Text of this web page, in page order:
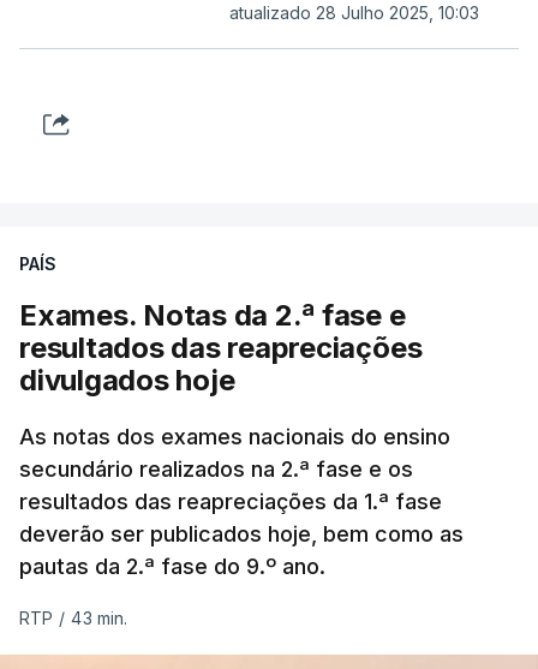
atualizado 28 Julho 2025, 10:03
PAÍS
Exames. Notas da 2.ª fase e
resultados das reapreciações
divulgados hoje
As notas dos exames nacionais do ensino
secundário realizados na 2.ª fase e os
resultados das reapreciações da 1.ª fase
deverão ser publicados hoje, bem como as
pautas da 2.ª fase do 9.º ano.
RTP / 43 min.